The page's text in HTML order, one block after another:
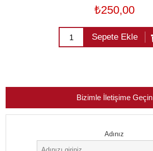
₺250,00
Sepete Ekle
Bizimle İletişime Geçin
Adınız